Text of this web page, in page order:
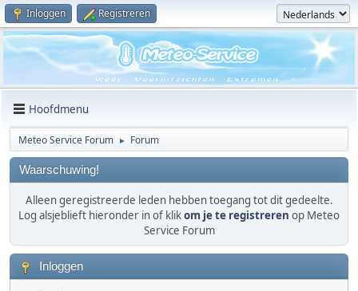
Inloggen Registreren
Hoofdmenu
Meteo Service Forum ► Forum
Waarschuwing!
Alleen geregistreerde leden hebben toegang tot dit gedeelte.
Log alsjeblieft hieronder in of klikom je te registreren op Meteo
Service Forum
Inloggen